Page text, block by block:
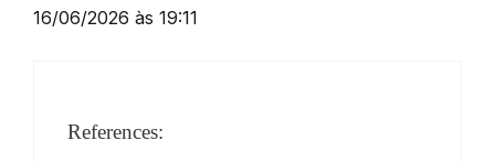
16/06/2026 às 19:11
References: